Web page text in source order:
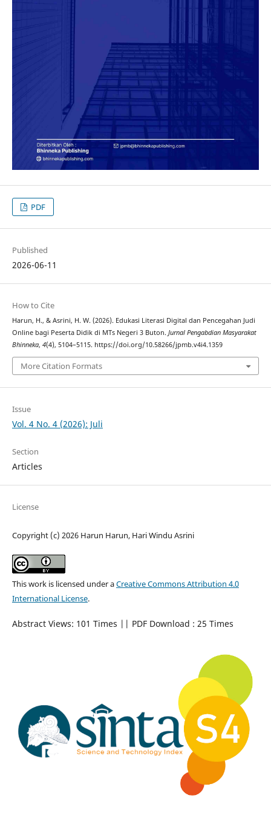
PDF
Published
2026-06-11
How to Cite
Harun, H., & Asrini, H. W. (2026). Edukasi Literasi Digital dan Pencegahan Judi
Online bagi Peserta Didik di MTs Negeri 3 Buton. Jurnal Pengabdian Masyarakat
Bhinneka, 4(4), 5104–5115. https://doi.org/10.58266/jpmb.v4i4.1359
More Citation Formats
Issue
Vol. 4 No. 4 (2026): Juli
Section
Articles
License
Copyright (c) 2026 Harun Harun, Hari Windu Asrini
This work is licensed under aCreative Commons Attribution 4.0
International License.
Abstract Views: 101 Times || PDF Download : 25 Times